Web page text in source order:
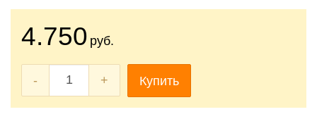
4.750 руб.
- + Купить